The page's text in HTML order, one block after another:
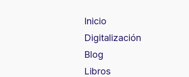
Inicio
Digitalización
Blog
Libros